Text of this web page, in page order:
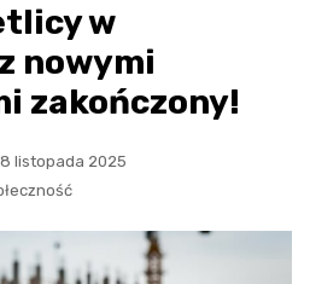
w
nowymi
zakończony!
listopada 2025